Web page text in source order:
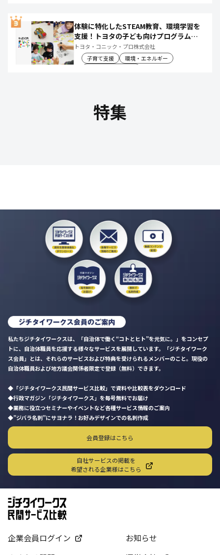
体験に特化したSTEAM教育、環境学習を
支援！トヨタの子ども向けプログラムで
社会や将来について楽しく学べる体験機
会を創出
トヨタ・コニック・プロ株式会社
子育て支援
環境・エネルギー
特集
私たちジチタイワークスは、「自治体で働く“コトとヒト”を元気に。」をコンセプ
トに、自治体職員を応援する様々なサービスを展開しています。「ジチタイワーク
ス会員」とは、それらのサービスおよび特典を受けられるメンバーのこと。現役の
自治体職員および地方議会関係者限定で登録（無料）できます。
「ジチタイワークス民間サービス比較」で資料や比較表をダウンロード
行政マガジン「ジチタイワークス」を毎号無料でお届け
業務に役立つセミナーやイベントなど各種サービス情報のご案内
”ジバラ名刺”にサヨナラ！お好みデザインでの名刺作成
会員登録はこちら
自社サービスの掲載を
希望される企業様はこちら
企業会員ログイン
お知らせ